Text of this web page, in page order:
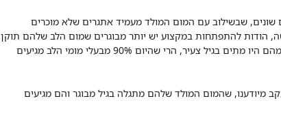
שונים, שבשילוב עם המום המולד מעמיד אתגרים שלא מוכרים
הודות להתפתחות במקצוע יש יותר מבוגרים שמום הלב שלהם תוקן
והם שרדו לחיים בוגרים. בעוד שבעבר רבים מהם היו מתים בגיל צעיר, הרי שהיום 90% מבעלי מומי הלב מגיעים
מיודענו, שהמום המולד שלהם מתגלה בגיל מבוגר והם מגיעים